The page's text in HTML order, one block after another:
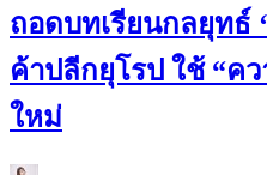
ถอดบทเรียนกลยุทธ์
ค้าปลีกยุโรป ใช้ “คว
ใหม่